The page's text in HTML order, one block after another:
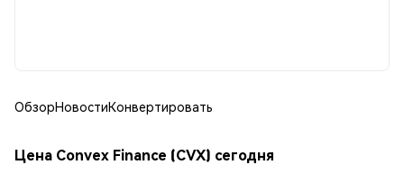
ОбзорНовостиКонвертировать
Цена Convex Finance (CVX) сегодня